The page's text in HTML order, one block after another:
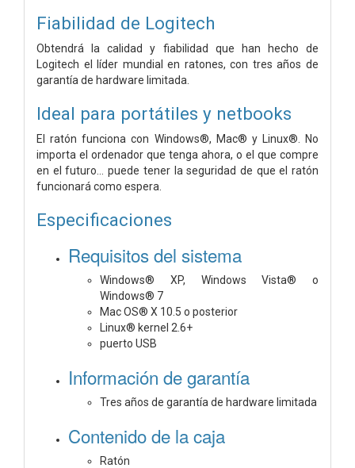
Fiabilidad de Logitech
Obtendrá la calidad y fiabilidad que han hecho de
Logitech el líder mundial en ratones, con tres años de
garantía de hardware limitada.
Ideal para portátiles y netbooks
El ratón funciona con Windows®, Mac® y Linux®. No
importa el ordenador que tenga ahora, o el que compre
en el futuro... puede tener la seguridad de que el ratón
funcionará como espera.
Especificaciones
Requisitos del sistema
Windows® XP, Windows Vista® o
Windows® 7
Mac OS® X 10.5 o posterior
Linux® kernel 2.6+
puerto USB
Información de garantía
Tres años de garantía de hardware limitada
Contenido de la caja
Ratón